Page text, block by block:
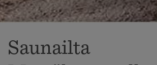
Saunailta